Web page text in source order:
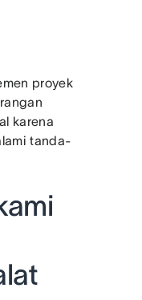
proyek
karena
tanda-